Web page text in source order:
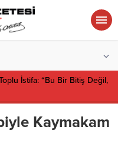
İstifa: “Bu Bir Bitiş Değil,
Kaymakam